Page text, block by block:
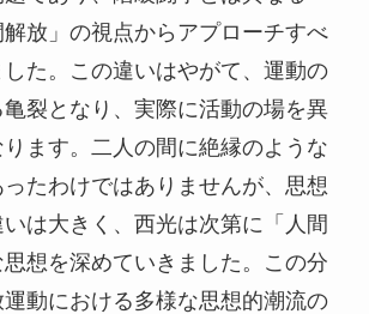
解放」の視点からアプローチすべ
た。この違いはやがて、運動の
裂となり、実際に活動の場を異
ます。二人の間に絶縁のような
たわけではありませんが、思想
は大きく、西光は次第に「人間
想を深めていきました。この分
動における多様な思想的潮流の